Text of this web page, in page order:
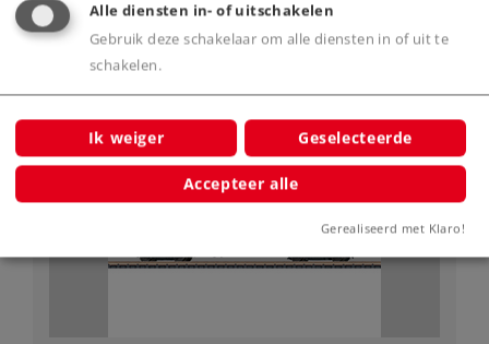
Spoor Z Tijdperk VI Elektrische locomotieven
NIEUW
Alle diensten in- of uitschakelen
Gebruik deze schakelaar om alle diensten in of uit te
schakelen.
Ik weiger Geselecteerde
Accepteer alle
Gerealiseerd met Klaro!